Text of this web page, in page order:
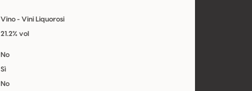
Vino - Vini Liquorosi
21.2% vol
No
Sì
No